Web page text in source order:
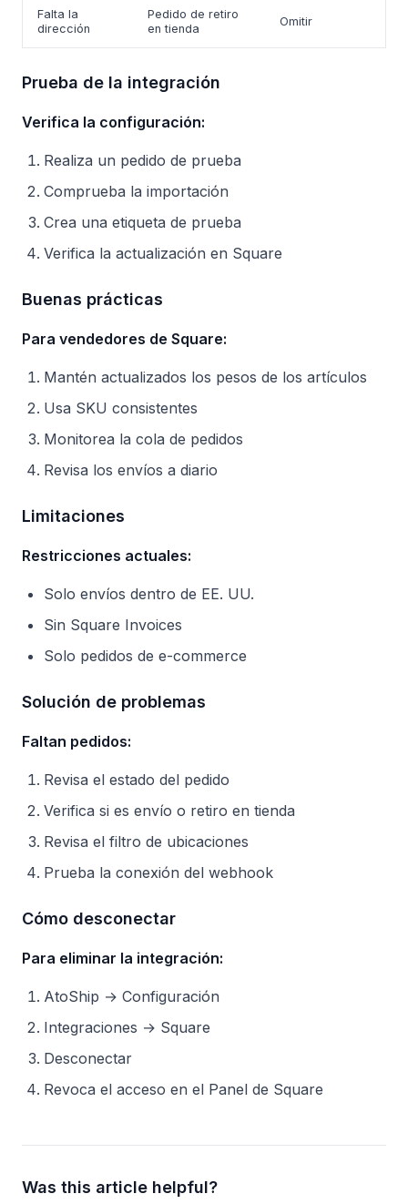
Falta la
dirección
Pedido de retiro
en tienda
Omitir
Prueba de la integración
Verifica la configuración:
Realiza un pedido de prueba
Comprueba la importación
Crea una etiqueta de prueba
Verifica la actualización en Square
Buenas prácticas
Para vendedores de Square:
Mantén actualizados los pesos de los artículos
Usa SKU consistentes
Monitorea la cola de pedidos
Revisa los envíos a diario
Limitaciones
Restricciones actuales:
Solo envíos dentro de EE. UU.
Sin Square Invoices
Solo pedidos de e-commerce
Solución de problemas
Faltan pedidos:
Revisa el estado del pedido
Verifica si es envío o retiro en tienda
Revisa el filtro de ubicaciones
Prueba la conexión del webhook
Cómo desconectar
Para eliminar la integración:
AtoShip → Configuración
Integraciones → Square
Desconectar
Revoca el acceso en el Panel de Square
Was this article helpful?